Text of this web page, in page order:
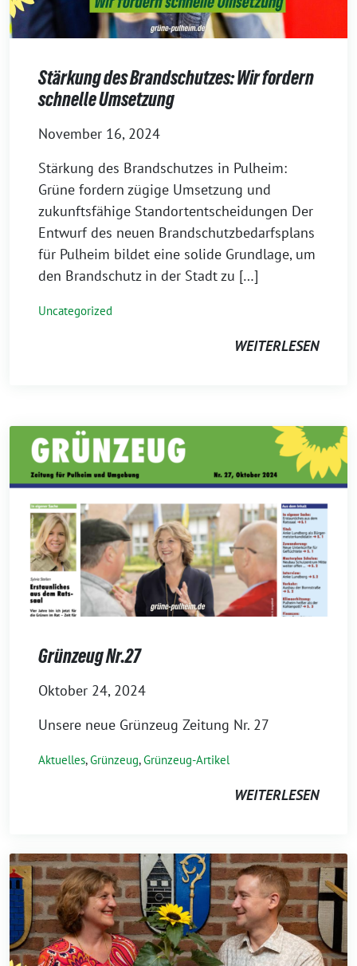
Stärkung des Brandschutzes: Wir fordern
schnelle Umsetzung
November 16, 2024
Stärkung des Brandschutzes in Pulheim:
Grüne fordern zügige Umsetzung und
zukunftsfähige Standortentscheidungen Der
Entwurf des neuen Brandschutzbedarfsplans
für Pulheim bildet eine solide Grundlage, um
den Brandschutz in der Stadt zu […]
Uncategorized
WEITERLESEN
Grünzeug Nr.27
Oktober 24, 2024
Unsere neue Grünzeug Zeitung Nr. 27
Aktuelles,Grünzeug,Grünzeug-Artikel
WEITERLESEN